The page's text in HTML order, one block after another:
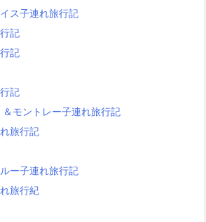
ス子連れ旅行記
記
記
記
モントレー子連れ旅行記
旅行記
ー子連れ旅行記
旅行紀